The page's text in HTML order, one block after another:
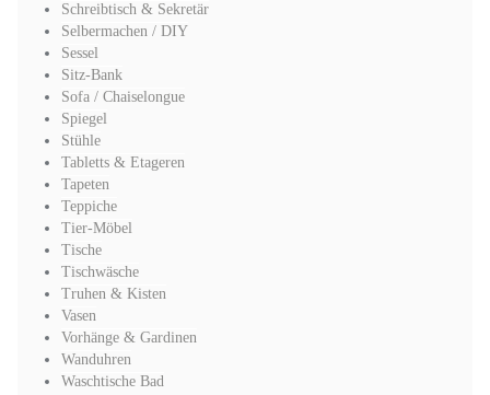
Schreibtisch & Sekretär
Selbermachen / DIY
Sessel
Sitz-Bank
Sofa / Chaiselongue
Spiegel
Stühle
Tabletts & Etageren
Tapeten
Teppiche
Tier-Möbel
Tische
Tischwäsche
Truhen & Kisten
Vasen
Vorhänge & Gardinen
Wanduhren
Waschtische Bad